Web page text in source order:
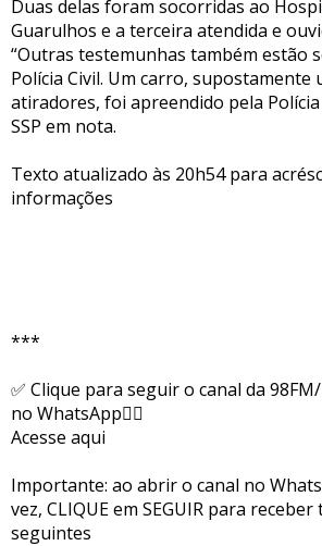
Duas delas foram socorridas ao
Guarulhos e a terceira atendida e
“Outras testemunhas também estão
Polícia Civil. Um carro, supostamente
atiradores, foi apreendido pela
SSP em nota.
Texto atualizado às 20h54 para
informações
***
✅ Clique para seguir o canal da
no WhatsApp👇🏻
Acesse aqui
Importante: ao abrir o canal no
vez, CLIQUE em SEGUIR para
seguintes